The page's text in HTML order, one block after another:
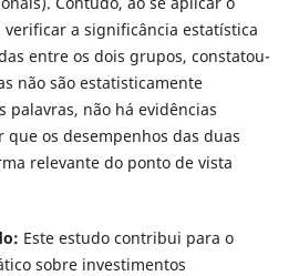
a significância estatística
entre os dois grupos, constatou-
não são estatisticamente
palavras, não há evidências
os desempenhos das duas
relevante do ponto de vista
Este estudo contribui para o
sobre investimentos